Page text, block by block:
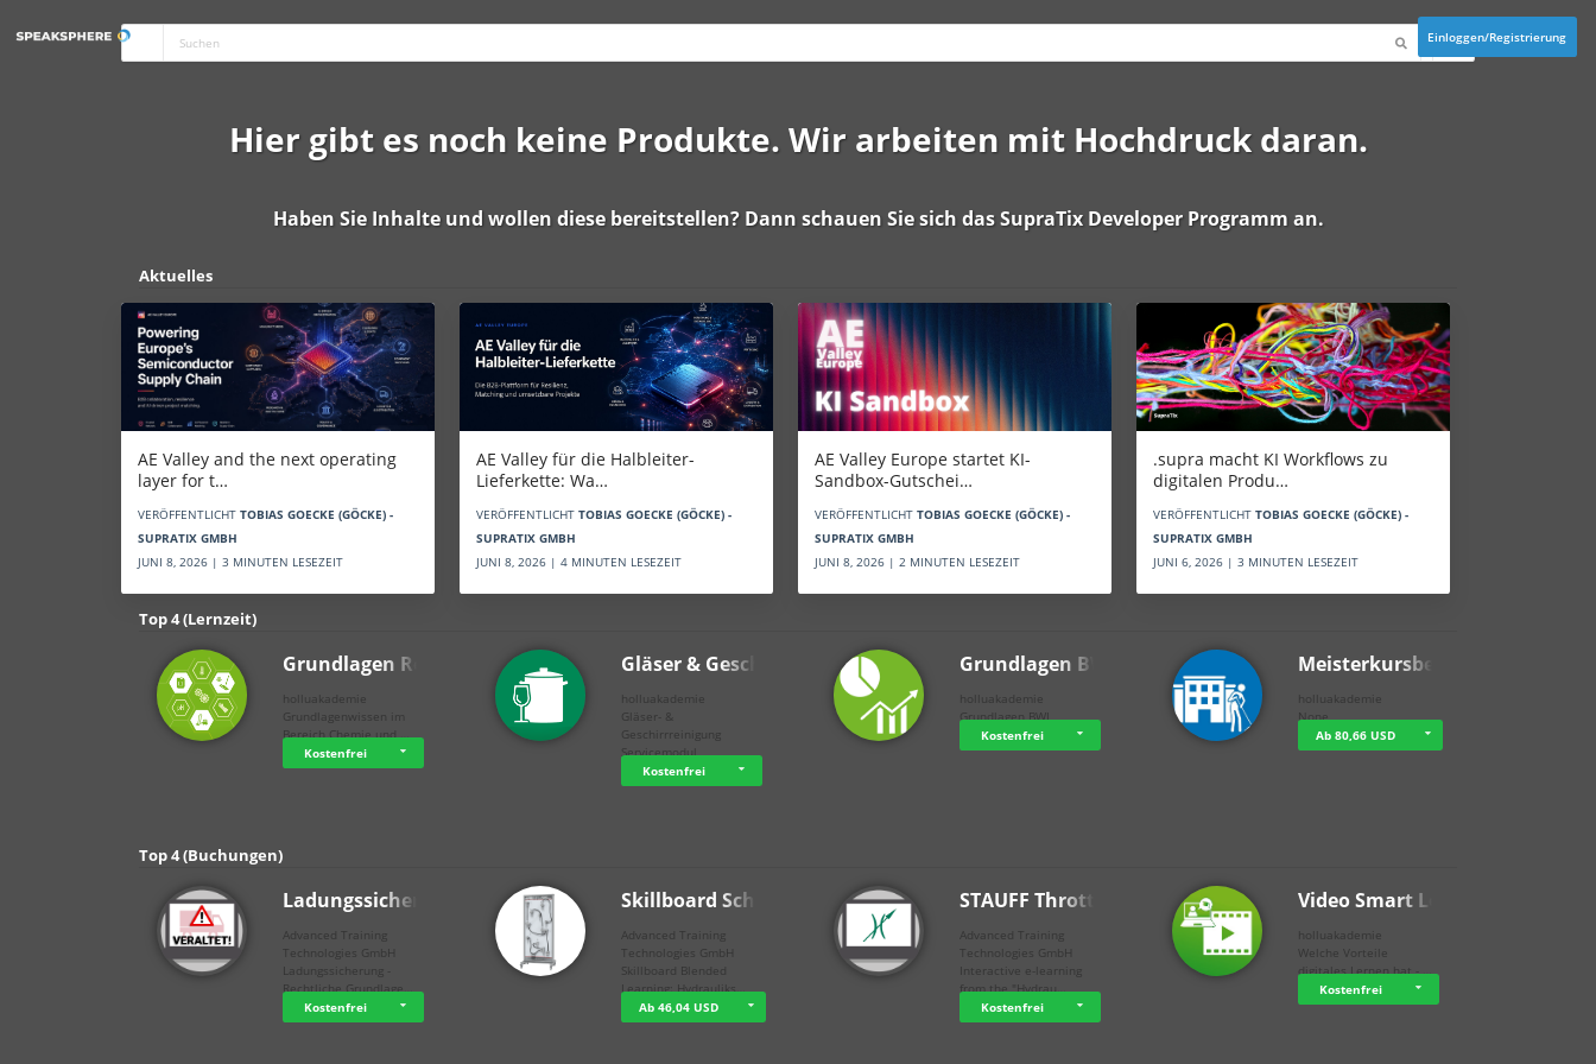
Einloggen/Registrierung
Hier gibt es noch keine Produkte. Wir arbeiten mit Hochdruck daran.
Haben Sie Inhalte und wollen diese bereitstellen? Dann schauen Sie sich dasSupraTix Developer Programm an.
Aktuelles
AE Valley and the next operating
layer for t…
VERÖFFENTLICHT TOBIAS GOECKE (GÖCKE) -
SUPRATIX GMBH
JUNI 8, 2026 | 3 MINUTEN LESEZEIT
AE Valley für die Halbleiter-
Lieferkette: Wa…
VERÖFFENTLICHT TOBIAS GOECKE (GÖCKE) -
SUPRATIX GMBH
JUNI 8, 2026 | 4 MINUTEN LESEZEIT
AE Valley Europe startet KI-
Sandbox-Gutschei…
VERÖFFENTLICHT TOBIAS GOECKE (GÖCKE) -
SUPRATIX GMBH
JUNI 8, 2026 | 2 MINUTEN LESEZEIT
.supra macht KI Workflows zu
digitalen Produ…
VERÖFFENTLICHT TOBIAS GOECKE (GÖCKE) -
SUPRATIX GMBH
JUNI 6, 2026 | 3 MINUTEN LESEZEIT
Top 4 (Lernzeit)
Grundlagen Rein…
holluakademie
Grundlagenwissen im
Bereich Chemie und …
Kostenfrei
Gläser & Geschi…
holluakademie
Gläser- &
Geschirrreinigung
Servicemodul
Kostenfrei
Grundlagen BWL
holluakademie
Grundlagen BWL
Kostenfrei
Meisterkursbegl…
holluakademie
None
Ab 80,66 USD
Top 4 (Buchungen)
Ladungssicherung
Advanced Training
Technologies GmbH
Ladungssicherung -
Rechtliche Grundlage…
Kostenfrei
Skillboard Schl…
Advanced Training
Technologies GmbH
Skillboard Blended
Learning: Hydrauliks…
Ab 46,04 USD
STAUFF Throttle…
Advanced Training
Technologies GmbH
Interactive e-learning
from the "Hydrau…
Kostenfrei
Video Smart Lea…
holluakademie
Welche Vorteile
digitales Lernen hat - …
Kostenfrei